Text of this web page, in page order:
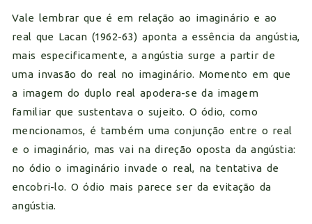
Vale lembrar que é em relação ao imaginário e ao
real que Lacan (1962-63) aponta a essência da angústia,
mais especificamente, a angústia surge a partir de
uma invasão do real no imaginário. Momento em que
a imagem do duplo real apodera-se da imagem
familiar que sustentava o sujeito. O ódio, como
mencionamos, é também uma conjunção entre o real
e o imaginário, mas vai na direção oposta da angústia:
no ódio o imaginário invade o real, na tentativa de
encobri-lo. O ódio mais parece ser da evitação da
angústia.